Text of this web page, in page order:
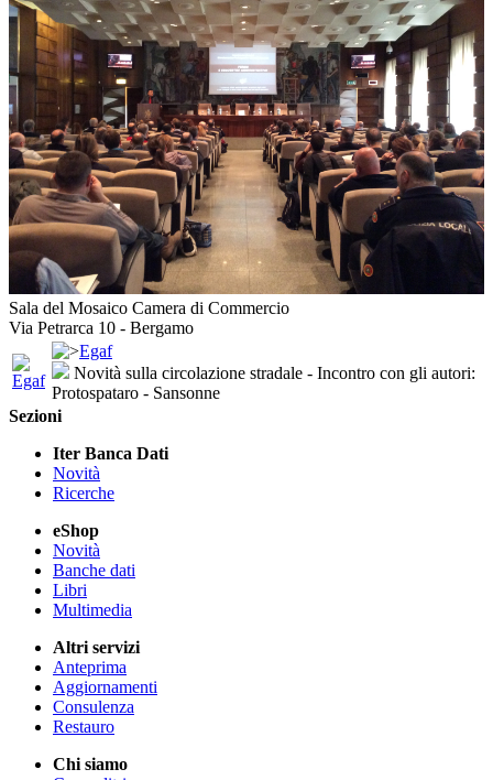
Sala del Mosaico Camera di Commercio
Via Petrarca 10 - Bergamo
Egaf
Novità sulla circolazione stradale - Incontro con gli autori:
Protospataro - Sansonne
Sezioni
Iter Banca Dati
Novità
Ricerche
eShop
Novità
Banche dati
Libri
Multimedia
Altri servizi
Anteprima
Aggiornamenti
Consulenza
Restauro
Chi siamo